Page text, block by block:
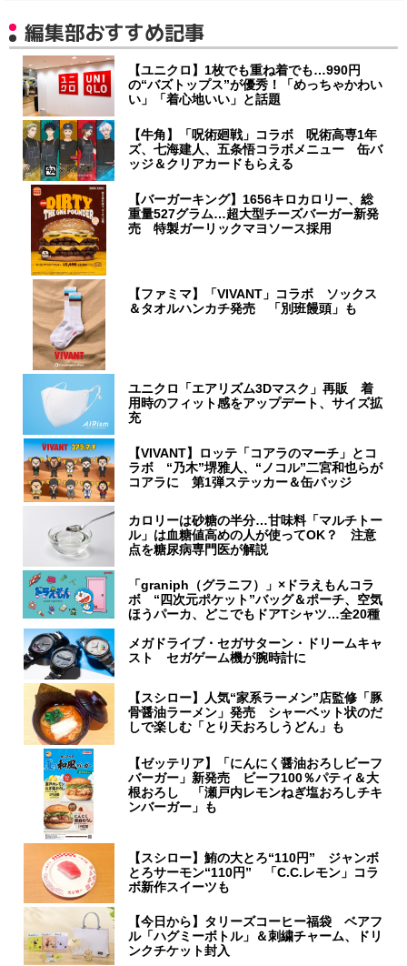
編集部おすすめ記事
【ユニクロ】1枚でも重ね着でも…990円
の“バズトップス”が優秀！「めっちゃかわい
い」「着心地いい」と話題
【牛角】「呪術廻戦」コラボ 呪術高専1年
ズ、七海建人、五条悟コラボメニュー 缶バ
ッジ＆クリアカードもらえる
【バーガーキング】1656キロカロリー、総
重量527グラム…超大型チーズバーガー新発
売 特製ガーリックマヨソース採用
【ファミマ】「VIVANT」コラボ ソックス
＆タオルハンカチ発売 「別班饅頭」も
ユニクロ「エアリズム3Dマスク」再販 着
用時のフィット感をアップデート、サイズ拡
充
【VIVANT】ロッテ「コアラのマーチ」とコ
ラボ “乃木”堺雅人、“ノコル”二宮和也らが
コアラに 第1弾ステッカー＆缶バッジ
カロリーは砂糖の半分…甘味料「マルチトー
ル」は血糖値高めの人が使ってOK？ 注意
点を糖尿病専門医が解説
「graniph（グラニフ）」×ドラえもんコラ
ボ “四次元ポケット”バッグ＆ポーチ、空気
ほうパーカ、どこでもドアTシャツ…全20種
メガドライブ・セガサターン・ドリームキャ
スト セガゲーム機が腕時計に
【スシロー】人気“家系ラーメン”店監修「豚
骨醤油ラーメン」発売 シャーベット状のだ
しで楽しむ「とり天おろしうどん」も
【ゼッテリア】「にんにく醤油おろしビーフ
バーガー」新発売 ビーフ100％パティ＆大
根おろし 「瀬戸内レモンねぎ塩おろしチキ
ンバーガー」も
【スシロー】鮪の大とろ“110円” ジャンボ
とろサーモン“110円” 「C.C.レモン」コラ
ボ新作スイーツも
【今日から】タリーズコーヒー福袋 ベアフ
ル「ハグミーボトル」＆刺繍チャーム、ドリ
ンクチケット封入